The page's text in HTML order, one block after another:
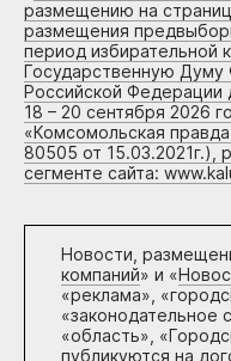
размещению на
размещения
период избирательной
Государственную
Российской Федерации
18 – 20 сентября 2026
«Комсомольская
80505 от 15.03.2021г.),
сегменте сайта:
Новости,
компаний» и «
«реклама»,
«законодательное
«область»,
публикуются на